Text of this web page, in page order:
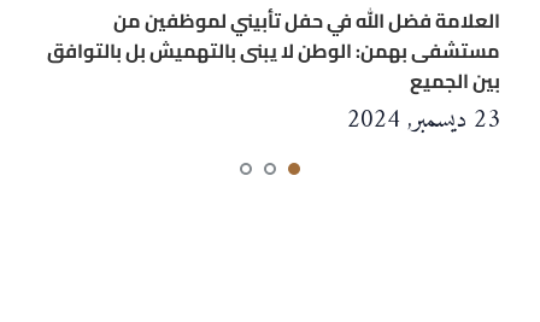
العلامة فضل الله في حفل تأبيني لموظفين من
مستشفى بهمن: الوطن لا يبنى بالتهميش بل بالتوافق
بين الجميع
23 ديسمبر, 2024